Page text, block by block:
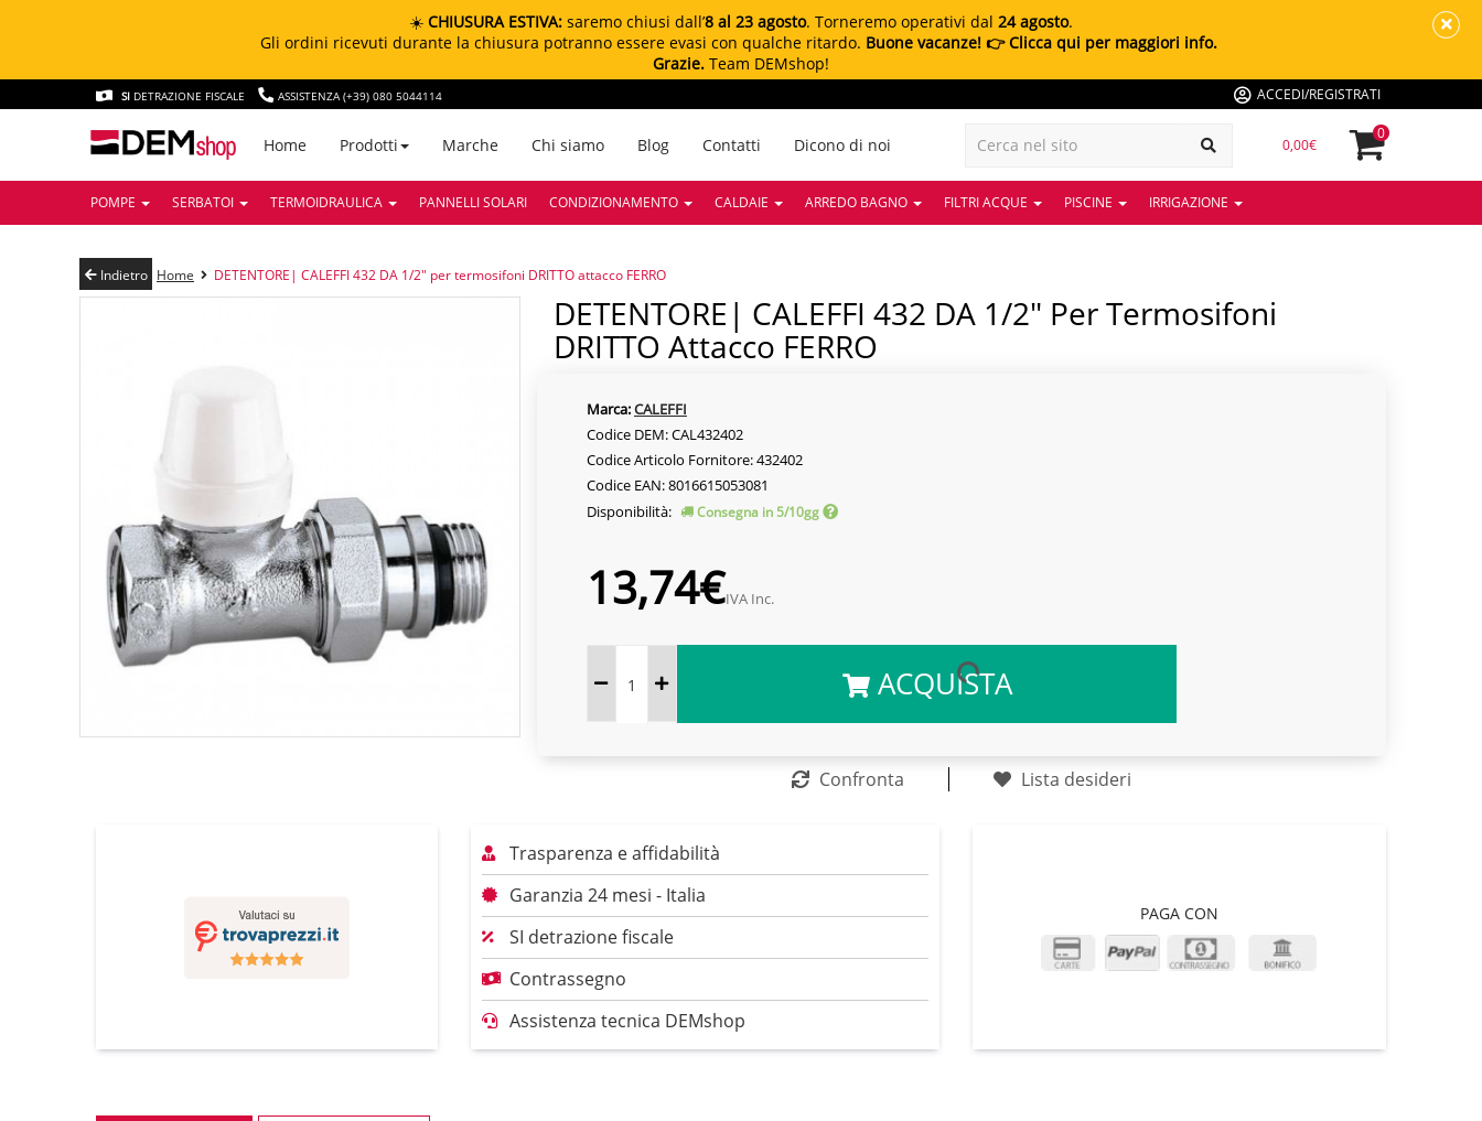
☀️ CHIUSURA ESTIVA: saremo chiusi dall’8 al 23 agosto. Torneremo operativi dal 24 agosto.
Gli ordini ricevuti durante la chiusura potranno essere evasi con qualche ritardo. Buone vacanze! 👉 Clicca qui per maggiori info.
Grazie. Team DEMshop!
SI DETRAZIONE FISCALE ASSISTENZA (+39) 080 5044114 ACCEDI/REGISTRATI
Home Prodotti Marche Chi siamo Blog Contatti Dicono di noi 0,00€
0
POMPE SERBATOI TERMOIDRAULICA PANNELLI SOLARI CONDIZIONAMENTO CALDAIE ARREDO BAGNO FILTRI ACQUE PISCINE IRRIGAZIONE
Indietro Home DETENTORE| CALEFFI 432 DA 1/2" per termosifoni DRITTO attacco FERRO
DETENTORE| CALEFFI 432 DA 1/2" Per Termosifoni
DRITTO Attacco FERRO
Marca:CALEFFI
Codice DEM: CAL432402
Codice Articolo Fornitore: 432402
Codice EAN: 8016615053081
Disponibilità:
Consegna in 5/10gg
13,74€IVA Inc.
ACQUISTA
Confronta Lista desideri
Trasparenza e affidabilità
Garanzia 24 mesi - Italia
SI detrazione fiscale
Contrassegno
Assistenza tecnica DEMshop
PAGA CON